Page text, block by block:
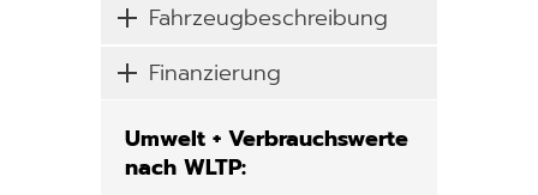
Fahrzeugbeschreibung
Finanzierung
Umwelt + Verbrauchswerte
nach WLTP: